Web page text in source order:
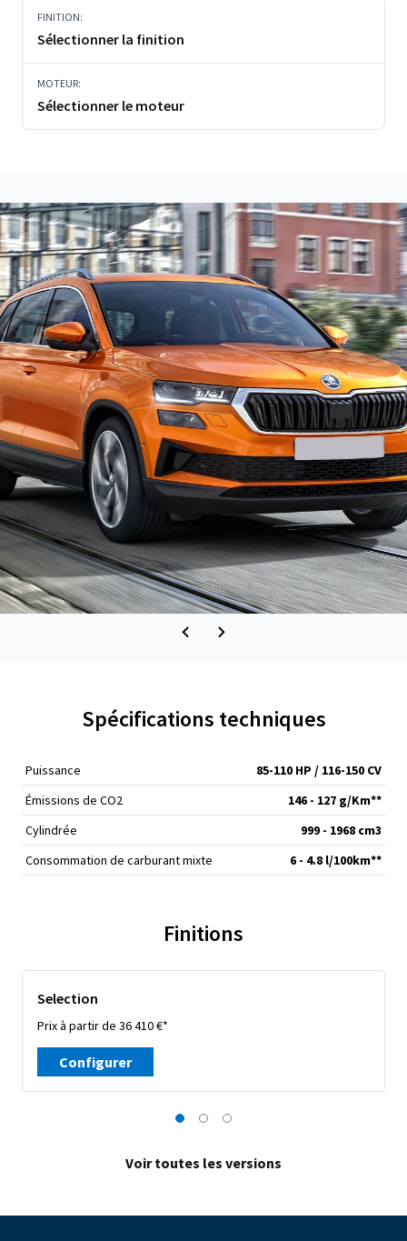
FINITION:
Sélectionner la finition
MOTEUR:
Sélectionner le moteur
Spécifications techniques
Puissance
85-110 HP / 116-150 CV
Émissions de CO2
146 - 127 g/Km**
Cylindrée
999 - 1968 cm3
Consommation de carburant mixte
6 - 4.8 l/100km**
Finitions
Selection
Prix à partir de 36 410 €*
Configurer
Voir toutes les versions